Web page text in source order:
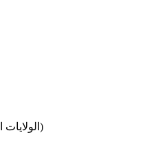
Recharge.com (الولايات المتحدة الأمريكية)